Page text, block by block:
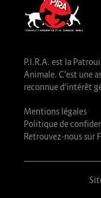
P.I.R.A. est la
Animale. C’est une
reconnue d’intérêt
Mentions légales
Politique de
Retrouvez-nous sur